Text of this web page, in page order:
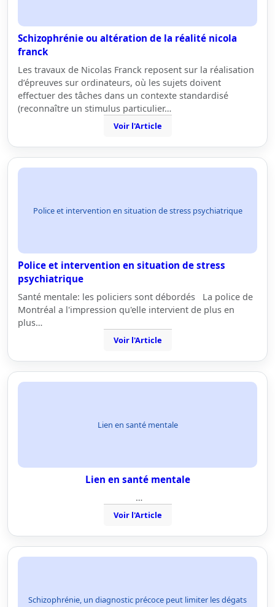
Schizophrénie ou altération de la réalité nicola
franck
Les travaux de Nicolas Franck reposent sur la réalisation
d’épreuves sur ordinateurs, où les sujets doivent
effectuer des tâches dans un contexte standardisé
(reconnaître un stimulus particulier…
Voir l'Article
Police et intervention en situation de stress psychiatrique
Police et intervention en situation de stress
psychiatrique
Santé mentale: les policiers sont débordés La police de
Montréal a l'impression qu'elle intervient de plus en
plus…
Voir l'Article
Lien en santé mentale
Lien en santé mentale
…
Voir l'Article
Schizophrénie, un diagnostic précoce peut limiter les dégats